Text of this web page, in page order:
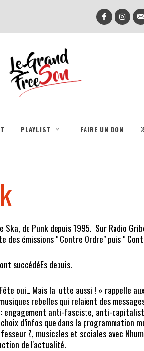
PLAYLIST FAIRE UN DON
Ska, de Punk depuis 1995. Sur Radio
des émissions " Contre Ordre" puis "
succédéEs depuis.
oui... Mais la lutte aussi ! » rappelle
rebelles qui relaient des
anti-fasciste, anti-
d’infos que dans la programmation
Z, musicales et sociales avec
de l'actualité.